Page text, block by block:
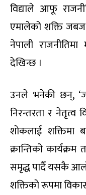
विद्याले आफू
एमालेको शक्ति
नेपाली राजनीतिमा
देखिन्छ ।
उनले भनेकी छन्,
निरन्तरता र नेतृत्व
शोकलाई
क्रान्तिको
समृद्ध पार्दै यसकै
शक्तिको रूपमा